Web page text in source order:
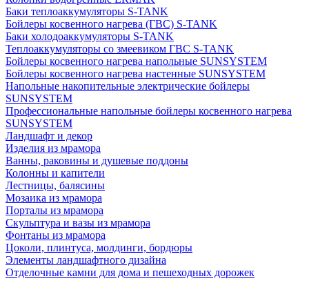
Баки теплоаккумуляторы S-TANK
Бойлеры косвенного нагрева (ГВС) S-TANK
Баки холодоаккумуляторы S-TANK
Теплоаккумуляторы со змеевиком ГВС S-TANK
Бойлеры косвенного нагрева напольные SUNSYSTEM
Бойлеры косвенного нагрева настенные SUNSYSTEM
Напольные накопительные электрические бойлеры
SUNSYSTEM
Профессиональные напольные бойлеры косвенного нагрева
SUNSYSTEM
Ландшафт и декор
Изделия из мрамора
Ванны, раковины и душевые поддоны
Колонны и капители
Лестницы, балясины
Мозаика из мрамора
Порталы из мрамора
Скульптура и вазы из мрамора
Фонтаны из мрамора
Цоколи, плинтуса, молдинги, бордюры
Элементы ландшафтного дизайна
Отделочные камни для дома и пешеходных дорожек